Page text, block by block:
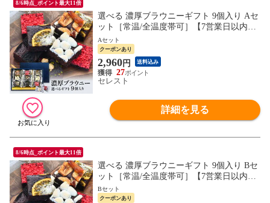
8/6時点_ポイント最大11倍
選べる 濃厚ブラウニーギフト 9個入り Aセ
ット［常温/全温度帯可］【7営業日以内に
出荷】【送料無料】スイーツ お菓子 洋菓
子 ブラウニー チョコケーキ スイーツギフ
ト 退職 御祝 お歳暮 進物 ギフト贈り物 プ
レゼント ギフトカード[C]
Aセット
クーポンあり
2,960円 送料込み
27
セレスト
詳細を見る
8/6時点_ポイント最大11倍
選べる 濃厚ブラウニーギフト 9個入り Bセ
ット［常温/全温度帯可］【7営業日以内に
出荷】【送料無料】スイーツ お菓子 洋菓
子 ブラウニー チョコケーキ スイーツギフ
Bセット
クーポンあり